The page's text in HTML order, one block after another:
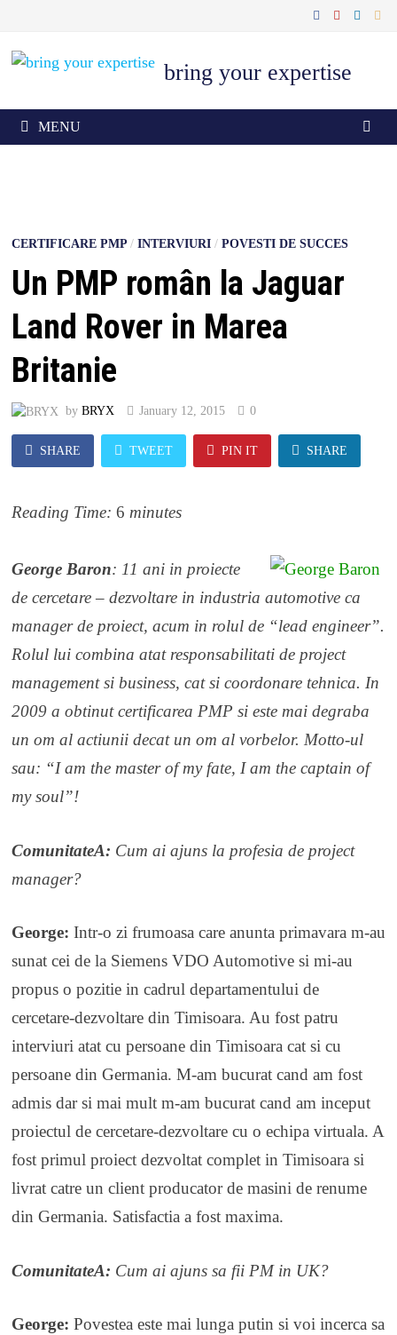
content
bring your expertise
MENU
CERTIFICARE PMP/ INTERVIURI/ POVESTI DE SUCCES
Un PMP român la Jaguar
Land Rover in Marea
Britanie
by BRYX January 12, 2015 0
SHARE TWEET PIN IT SHARE
Reading Time: 6 minutes
George Baron: 11 ani in proiecte
de cercetare – dezvoltare in industria automotive ca
manager de proiect, acum in rolul de “lead engineer”.
Rolul lui combina atat responsabilitati de project
management si business, cat si coordonare tehnica. In
2009 a obtinut certificarea PMP si este mai degraba
un om al actiunii decat un om al vorbelor. Motto-ul
sau: “I am the master of my fate, I am the captain of
my soul”!
ComunitateA: Cum ai ajuns la profesia de project
manager?
George: Intr-o zi frumoasa care anunta primavara m-au
sunat cei de la Siemens VDO Automotive si mi-au
propus o pozitie in cadrul departamentului de
cercetare-dezvoltare din Timisoara. Au fost patru
interviuri atat cu persoane din Timisoara cat si cu
persoane din Germania. M-am bucurat cand am fost
admis dar si mai mult m-am bucurat cand am inceput
proiectul de cercetare-dezvoltare cu o echipa virtuala. A
fost primul proiect dezvoltat complet in Timisoara si
livrat catre un client producator de masini de renume
din Germania. Satisfactia a fost maxima.
ComunitateA: Cum ai ajuns sa fii PM in UK?
George: Povestea este mai lunga putin si voi incerca sa